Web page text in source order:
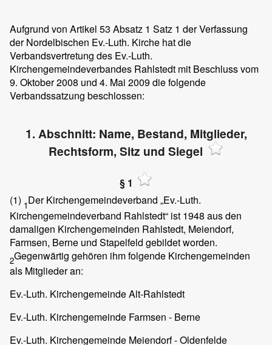
Aufgrund von Artikel 53 Absatz 1 Satz 1 der Verfassung
der Nordelbischen Ev.-Luth. Kirche hat die
Verbandsvertretung des Ev.-Luth.
Kirchengemeindeverbandes Rahlstedt mit Beschluss vom
9. Oktober 2008 und 4. Mai 2009 die folgende
Verbandssatzung beschlossen:
1. Abschnitt: Name, Bestand, Mitglieder,
Rechtsform, Sitz und Siegel
§ 1
(1) 1Der Kirchengemeindeverband „Ev.-Luth.
Kirchengemeindeverband Rahlstedt“ ist 1948 aus den
damaligen Kirchengemeinden Rahlstedt, Meiendorf,
Farmsen, Berne und Stapelfeld gebildet worden.
2Gegenwärtig gehören ihm folgende Kirchengemeinden
als Mitglieder an:
Ev.-Luth. Kirchengemeinde Alt-Rahlstedt
Ev.-Luth. Kirchengemeinde Farmsen - Berne
Ev.-Luth. Kirchengemeinde Meiendorf - Oldenfelde